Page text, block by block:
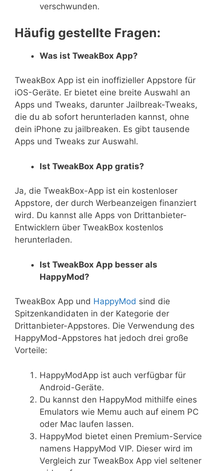
verschwunden.
Häufig gestellte Fragen:
Was ist TweakBox App?
TweakBox App ist ein inoffizieller Appstore für
iOS-Geräte. Er bietet eine breite Auswahl an
Apps und Tweaks, darunter Jailbreak-Tweaks,
die du ab sofort herunterladen kannst, ohne
dein iPhone zu jailbreaken. Es gibt tausende
Apps und Tweaks zur Auswahl.
Ist TweakBox App gratis?
Ja, die TweakBox-App ist ein kostenloser
Appstore, der durch Werbeanzeigen finanziert
wird. Du kannst alle Apps von Drittanbieter-
Entwicklern über TweakBox kostenlos
herunterladen.
Ist TweakBox App besser als
HappyMod?
TweakBox App und HappyMod sind die
Spitzenkandidaten in der Kategorie der
Drittanbieter-Appstores. Die Verwendung des
HappyMod-Appstores hat jedoch drei große
Vorteile:
HappyModApp ist auch verfügbar für
Android-Geräte.
Du kannst den HappyMod mithilfe eines
Emulators wie Memu auch auf einem PC
oder Mac laufen lassen.
HappyMod bietet einen Premium-Service
namens HappyMod VIP. Dieser wird im
Vergleich zur TweakBox App viel seltener